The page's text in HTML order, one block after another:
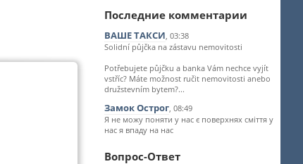
Последние комментарии
ВАШЕ ТАКСИ, 03:38
Solidní půjčka na zástavu nemovitosti
Potřebujete půjčku a banka Vám nechce vyjít
vstříc? Máte možnost ručit nemovitosti anebo
družstevním bytem?...
Замок Острог, 08:49
Я не можу поняти у нас є поверхнях сміття у
нас я впаду на нас
Вопрос-Ответ